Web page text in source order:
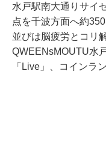
水戸駅南大通りサイ
点を千波方面へ約
並びは脳疲労とコリ
QWEENsMOUTU水
「Live」、コインラ